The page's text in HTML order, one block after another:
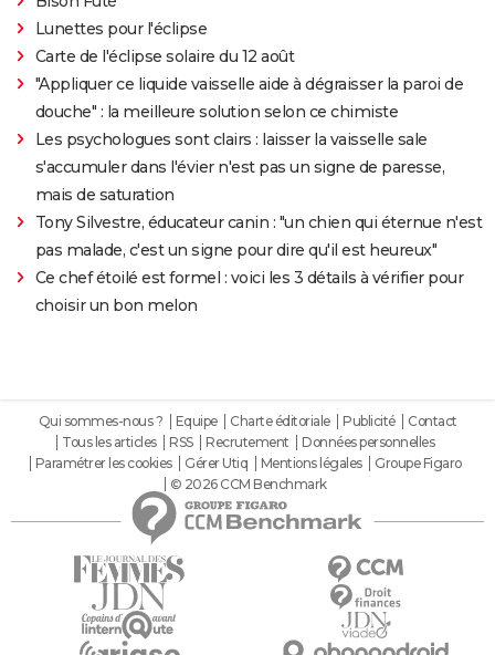
Lunettes pour l'éclipse
Carte de l'éclipse solaire du 12 août
"Appliquer ce liquide vaisselle aide à dégraisser la paroi de
douche" : la meilleure solution selon ce chimiste
Les psychologues sont clairs : laisser la vaisselle sale
s'accumuler dans l'évier n'est pas un signe de paresse,
mais de saturation
Tony Silvestre, éducateur canin : "un chien qui éternue n'est
pas malade, c'est un signe pour dire qu'il est heureux"
Ce chef étoilé est formel : voici les 3 détails à vérifier pour
choisir un bon melon
Qui sommes-nous ? Equipe Charte éditoriale Publicité
Contact
Tous les articles
RSS Recrutement
Données personnelles
Paramétrer les cookies
Gérer Utiq Mentions légales
Groupe Figaro
© 2026 CCM Benchmark